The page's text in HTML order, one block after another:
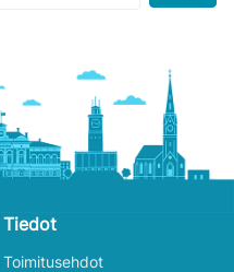
Tiedot
Toimitusehdot